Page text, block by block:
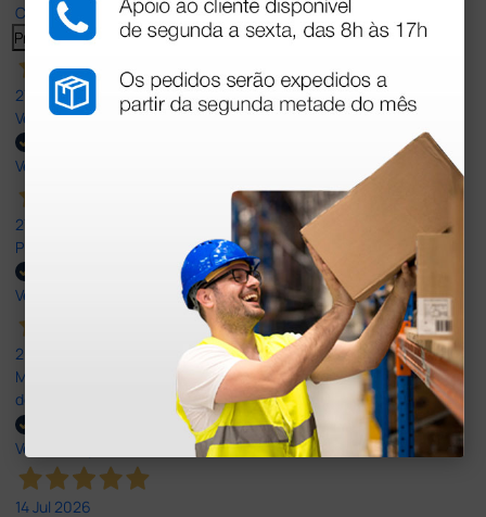
Click here to read them all >
Previous Next
27 Jul 2026
Very good
Verified buyer
27 Jul 2026
Prefeito
Verified buyer
20 Jul 2026
Minha experiência foi super positiva. Bom atendimento e recebi
dentro do prazo. Obrigada.
Verified buyer
14 Jul 2026